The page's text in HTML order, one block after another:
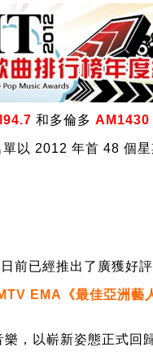
和多倫多 AM1430
單以 2012 年首 48 個星
前已經推出了廣獲好
EMA《最佳亞洲藝
樂，以嶄新姿態正式回